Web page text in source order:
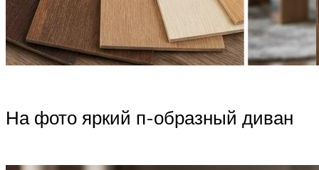
На фото яркий п-образный диван